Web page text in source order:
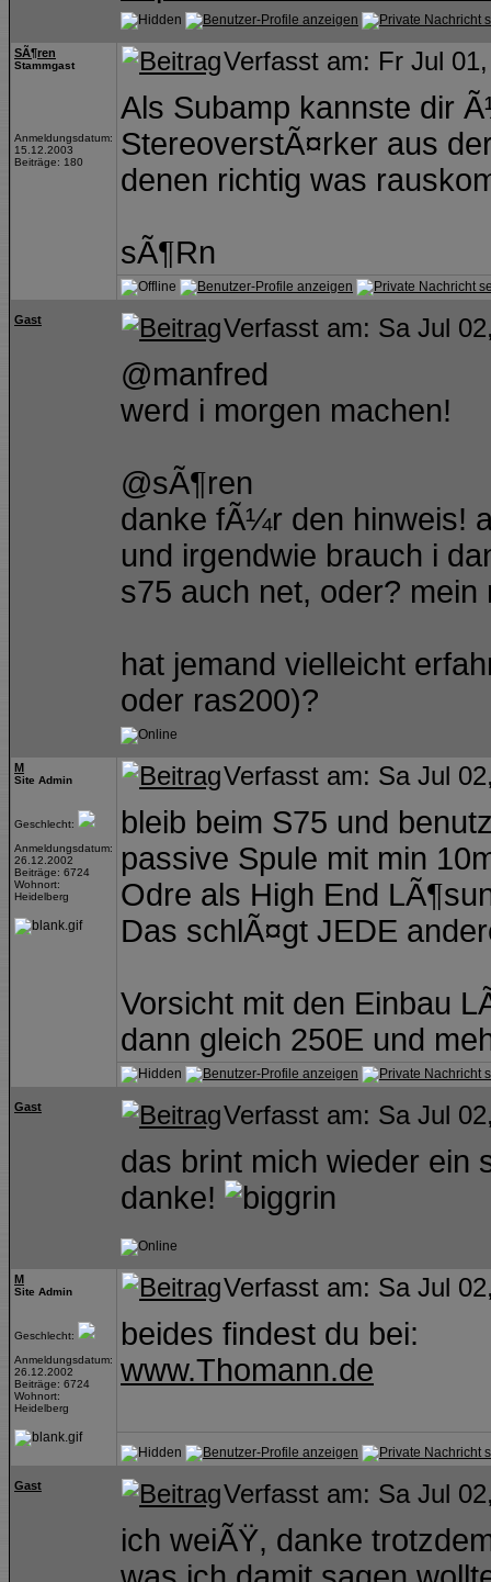
SÃ¶ren
Stammgast
Anmeldungsdatum:
15.12.2003
Beiträge: 180
Verfasst am: Fr Jul
Als Subamp kannste dir
StereoverstÃ¤rker aus
denen richtig was
sÃ¶Rn
Gast Verfasst am: Sa Jul
@manfred
werd i morgen machen!
@sÃ¶ren
danke fÃ¼r den hinweis!
und irgendwie brauch i
s75 auch net, oder?
hat jemand vielleicht
oder ras200)?
M
Site Admin
Geschlecht:
Anmeldungsdatum:
26.12.2002
Beiträge: 6724
Wohnort:
Heidelberg
Verfasst am: Sa Jul
bleib beim S75 und
passive Spule mit min
Odre als High End
Das schlÃ¤gt JEDE
Vorsicht mit den Einbau
dann gleich 250E und
Gast Verfasst am: Sa Jul
das brint mich wieder ein
danke!
M
Site Admin
Geschlecht:
Anmeldungsdatum:
26.12.2002
Beiträge: 6724
Wohnort:
Heidelberg
Verfasst am: Sa Jul
beides findest du bei:
www.Thomann.de
Gast Verfasst am: Sa Jul
ich weiÃŸ, danke